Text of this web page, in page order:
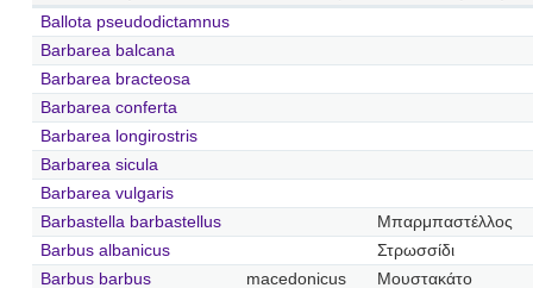
Ballota pseudodictamnus
Barbarea balcana
Barbarea bracteosa
Barbarea conferta
Barbarea longirostris
Barbarea sicula
Barbarea vulgaris
Barbastella barbastellus
Μπαρμπαστέλλος
Barbus albanicus
Στρωσσίδι
Barbus barbus
macedonicus
Μουστακάτο